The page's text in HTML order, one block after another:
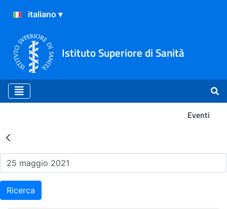
Istituto Superiore di Sanità
Eventi
Risultati della Ricerca -
Ricerca